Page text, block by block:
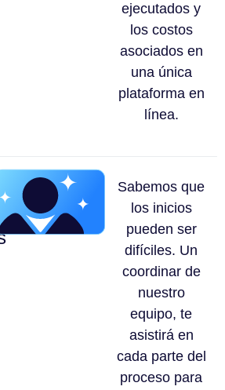
ejecutados y
los costos
asociados en
una única
plataforma en
línea.
Sabemos que
los inicios
pueden ser
difíciles. Un
coordinar de
nuestro
equipo, te
asistirá en
cada parte del
proceso para